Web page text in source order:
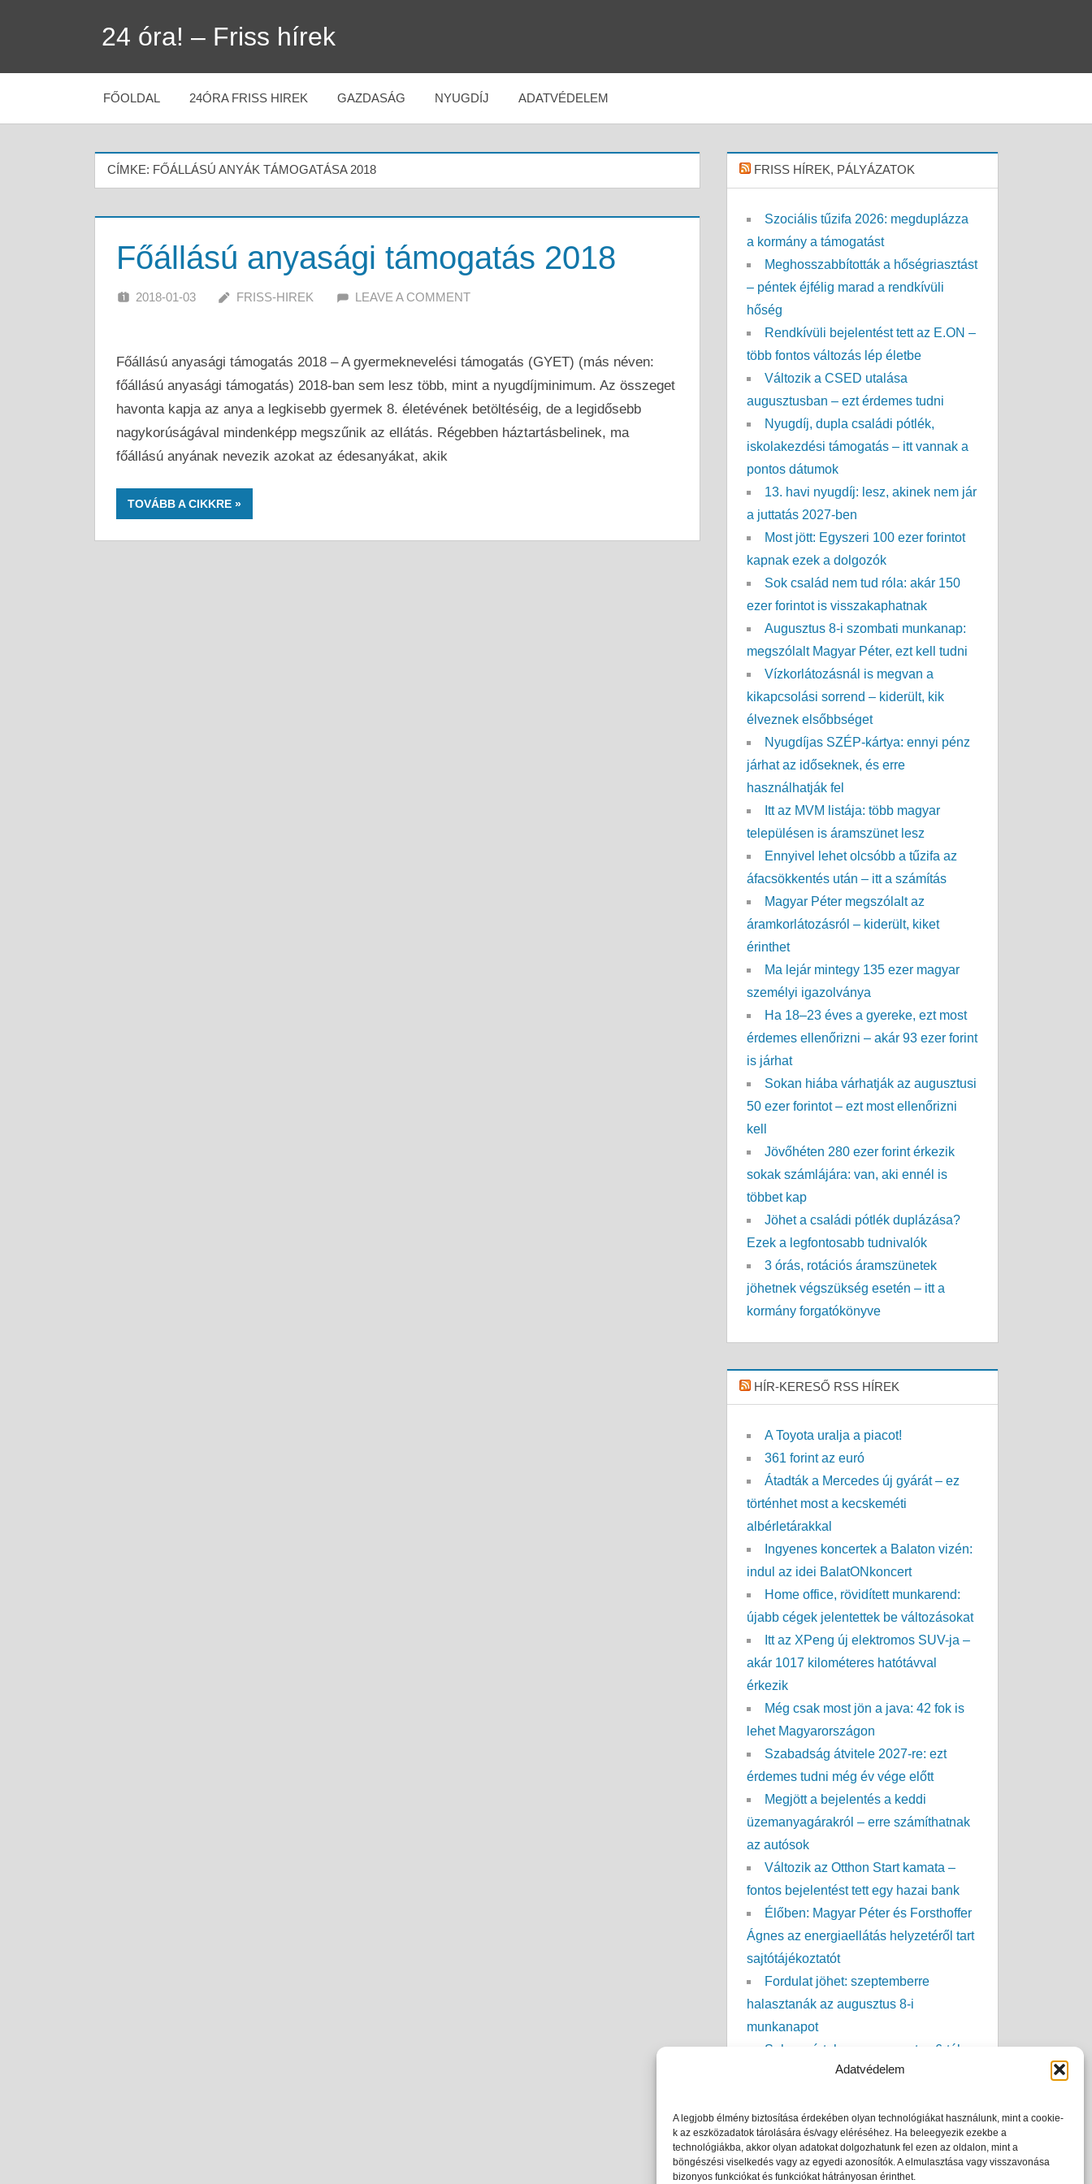
Adatvédelem
A legjobb élmény biztosítása érdekében olyan technológiákat használunk, mint a cookie-
k az eszközadatok tárolására és/vagy eléréséhez. Ha beleegyezik ezekbe a
technológiákba, akkor olyan adatokat dolgozhatunk fel ezen az oldalon, mint a
böngészési viselkedés vagy az egyedi azonosítók. A elmulasztása vagy visszavonása
bizonyos funkciókat és funkciókat hátrányosan érinthet.
24 óra! – Friss hírek
FŐOLDAL 24ÓRA FRISS HIREK GAZDASÁG NYUGDÍJ ADATVÉDELEM
CÍMKE: FŐÁLLÁSÚ ANYÁK TÁMOGATÁSA 2018
Főállású anyasági támogatás 2018
2018-01-03 FRISS-HIREK LEAVE A COMMENT
Főállású anyasági támogatás 2018 – A gyermeknevelési támogatás (GYET) (más néven:
főállású anyasági támogatás) 2018-ban sem lesz több, mint a nyugdíjminimum. Az összeget
havonta kapja az anya a legkisebb gyermek 8. életévének betöltéséig, de a legidősebb
nagykorúságával mindenképp megszűnik az ellátás. Régebben háztartásbelinek, ma
főállású anyának nevezik azokat az édesanyákat, akik
TOVÁBB A CIKKRE
FRISS HÍREK, PÁLYÁZATOK
Szociális tűzifa 2026: megduplázza
a kormány a támogatást
Meghosszabbították a hőségriasztást
– péntek éjfélig marad a rendkívüli
hőség
Rendkívüli bejelentést tett az E.ON –
több fontos változás lép életbe
Változik a CSED utalása
augusztusban – ezt érdemes tudni
Nyugdíj, dupla családi pótlék,
iskolakezdési támogatás – itt vannak a
pontos dátumok
13. havi nyugdíj: lesz, akinek nem jár
a juttatás 2027-ben
Most jött: Egyszeri 100 ezer forintot
kapnak ezek a dolgozók
Sok család nem tud róla: akár 150
ezer forintot is visszakaphatnak
Augusztus 8-i szombati munkanap:
megszólalt Magyar Péter, ezt kell tudni
Vízkorlátozásnál is megvan a
kikapcsolási sorrend – kiderült, kik
élveznek elsőbbséget
Nyugdíjas SZÉP-kártya: ennyi pénz
járhat az időseknek, és erre
használhatják fel
Itt az MVM listája: több magyar
településen is áramszünet lesz
Ennyivel lehet olcsóbb a tűzifa az
áfacsökkentés után – itt a számítás
Magyar Péter megszólalt az
áramkorlátozásról – kiderült, kiket
érinthet
Ma lejár mintegy 135 ezer magyar
személyi igazolványa
Ha 18–23 éves a gyereke, ezt most
érdemes ellenőrizni – akár 93 ezer forint
is járhat
Sokan hiába várhatják az augusztusi
50 ezer forintot – ezt most ellenőrizni
kell
Jövőhéten 280 ezer forint érkezik
sokak számlájára: van, aki ennél is
többet kap
Jöhet a családi pótlék duplázása?
Ezek a legfontosabb tudnivalók
3 órás, rotációs áramszünetek
jöhetnek végszükség esetén – itt a
kormány forgatókönyve
HÍR-KERESŐ RSS HÍREK
A Toyota uralja a piacot!
361 forint az euró
Átadták a Mercedes új gyárát – ez
történhet most a kecskeméti
albérletárakkal
Ingyenes koncertek a Balaton vizén:
indul az idei BalatONkoncert
Home office, rövidített munkarend:
újabb cégek jelentettek be változásokat
Itt az XPeng új elektromos SUV-ja –
akár 1017 kilométeres hatótávval
érkezik
Még csak most jön a java: 42 fok is
lehet Magyarországon
Szabadság átvitele 2027-re: ezt
érdemes tudni még év vége előtt
Megjött a bejelentés a keddi
üzemanyagárakról – erre számíthatnak
az autósok
Változik az Otthon Start kamata –
fontos bejelentést tett egy hazai bank
Élőben: Magyar Péter és Forsthoffer
Ágnes az energiaellátás helyzetéről tart
sajtótájékoztatót
Fordulat jöhet: szeptemberre
halasztanák az augusztus 8-i
munkanapot
Sokan vártak erre: augusztus 6-tól
visszatér a Lidl nagy kedvence
Atomerőműből
Megugorhat a vízszámlád? Ezzel a
módszerrel rengeteg vizet spórolhatsz